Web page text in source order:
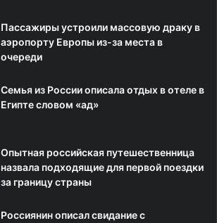
Пассажиры устроили массовую драку в
аэропорту Европы из-за места в
очереди
Семья из России описала отдых в отеле в
Египте словом «ад»
Опытная российская путешественница
назвала подходящие для первой поездки
за границу страны
Россиянин описал свидание с